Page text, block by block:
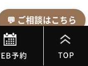
💬 ご相談はこちら